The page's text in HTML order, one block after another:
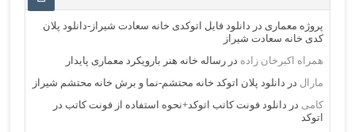
پروژه معماری در دانلود فایل اتوکدی خانه سعادت شیراز-دانلود پلان
کدی خانه سعادت شیراز
همراه اکبرخان زاده دررساله خانه هنر بارویکرد معماری پایدار
مارال در دانلود پلان اتوکد خانه محتشم-نما و برش خانه محتشم شیراز
کامی در دانلود فونت کاتب اتوکد+نحوه استفاده از فونت کاتب در
اتوکد